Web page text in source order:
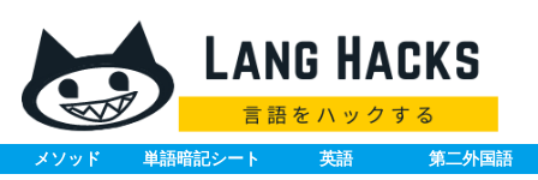
メソッド 単語暗記シート 英語 第二外国語